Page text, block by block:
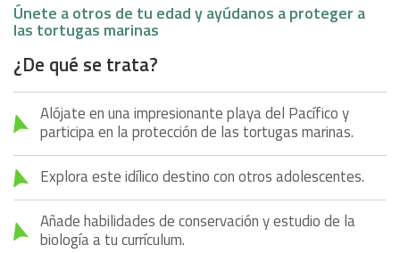
Únete a otros de tu edad y ayúdanos a proteger a
las tortugas marinas
¿De qué se trata?
Alójate en una impresionante playa del Pacífico y
participa en la protección de las tortugas marinas.
Explora este idílico destino con otros adolescentes.
Añade habilidades de conservación y estudio de la
biología a tu currículum.